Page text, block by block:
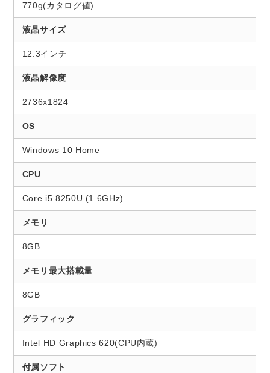
770g(カタログ値)
液晶サイズ
12.3インチ
液晶解像度
2736x1824
OS
Windows 10 Home
CPU
Core i5 8250U (1.6GHz)
メモリ
8GB
メモリ最大搭載量
8GB
グラフィック
Intel HD Graphics 620(CPU内蔵)
付属ソフト